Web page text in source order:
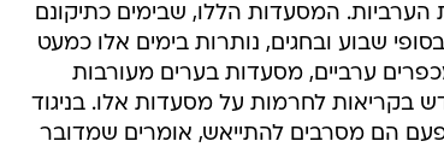
המסעדות הללו, שבימים כתיקונם
שבוע ובחגים, נותרות בימים אלו כמעט
ערביים, מסעדות בערים מעורבות
בקריאות לחרמות על מסעדות אלו. בניגוד
הם מסרבים להתייאש, אומרים שמדובר